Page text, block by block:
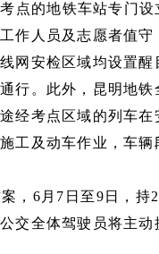
点的地铁车站专门
作人员及志愿者值
网安检区域均设置
行。此外，昆明地
经考点区域的列车
工及动车作业，车
，6月7日至9日，持
交全体驾驶员将主